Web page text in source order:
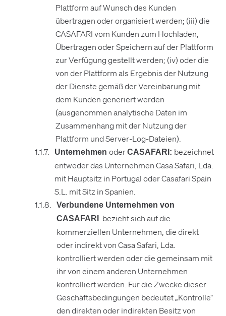
Plattform auf Wunsch des Kunden
übertragen oder organisiert werden; (iii) die
CASAFARI vom Kunden zum Hochladen,
Übertragen oder Speichern auf der Plattform
zur Verfügung gestellt werden; (iv) oder die
von der Plattform als Ergebnis der Nutzung
der Dienste gemäß der Vereinbarung mit
dem Kunden generiert werden
(ausgenommen analytische Daten im
Zusammenhang mit der Nutzung der
Plattform und Server-Log-Dateien).
Unternehmen oderCASAFARI: bezeichnet
entweder das Unternehmen Casa Safari, Lda.
mit Hauptsitz in Portugal oder Casafari Spain
S.L. mit Sitz in Spanien.
Verbundene Unternehmen von
CASAFARI : bezieht sich auf die
kommerziellen Unternehmen, die direkt
oder indirekt von Casa Safari, Lda.
kontrolliert werden oder die gemeinsam mit
ihr von einem anderen Unternehmen
kontrolliert werden. Für die Zwecke dieser
Geschäftsbedingungen bedeutet „Kontrolle“
den direkten oder indirekten Besitz von